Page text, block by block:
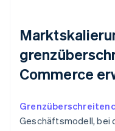
Commerce
Geschäftsmodell, bei